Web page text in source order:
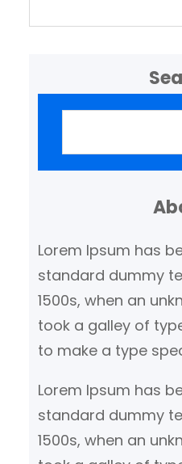
Lorem Ipsum has
standard dummy
1500s, when an
took a galley of
to make a type
Lorem Ipsum has
standard dummy
1500s, when an